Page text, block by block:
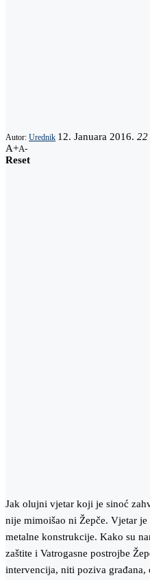
Autor: Urednik 12. Januara 2016. 22
A+A-
Reset
Jak olujni vjetar koji je sinoć
nije mimoišao ni Žepče. Vjetar
metalne konstrukcije. Kako su
zaštite i Vatrogasne postrojbe
intervencija, niti poziva građana,